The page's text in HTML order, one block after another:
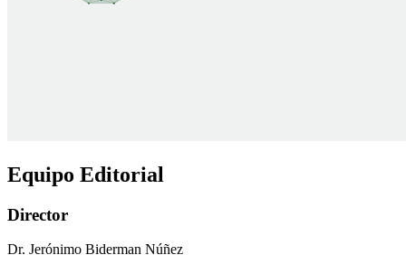
Equipo Editorial
Director
Dr. Jerónimo Biderman Núñez